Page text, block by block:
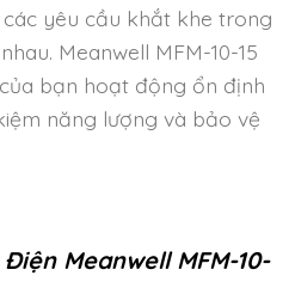
yêu cầu khắt khe trong
Meanwell MFM-10-15
bạn hoạt động ổn định
năng lượng và bảo vệ
Meanwell MFM-10-